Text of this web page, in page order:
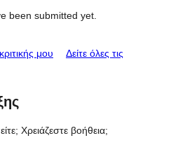
been submitted yet.
μου Δείτε όλες τις
Χρειάζεστε βοήθεια;